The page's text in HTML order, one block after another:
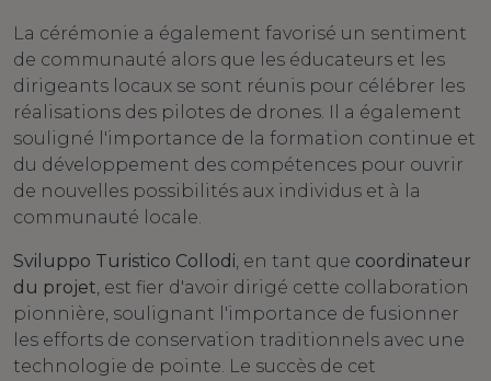
La cérémonie a également favorisé un sentiment
de communauté alors que les éducateurs et les
dirigeants locaux se sont réunis pour célébrer les
réalisations des pilotes de drones. Il a également
souligné l'importance de la formation continue et
du développement des compétences pour ouvrir
de nouvelles possibilités aux individus et à la
communauté locale.
Sviluppo Turistico Collodi, en tant que coordinateur
du projet, est fier d'avoir dirigé cette collaboration
pionnière, soulignant l'importance de fusionner
les efforts de conservation traditionnels avec une
technologie de pointe. Le succès de cet